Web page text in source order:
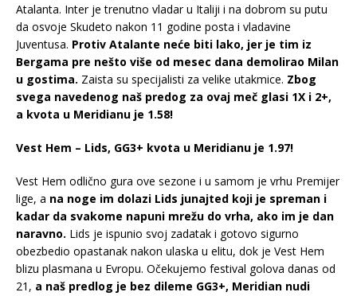
Atalanta. Inter je trenutno vladar u Italiji i na dobrom su putu
da osvoje Skudeto nakon 11 godine posta i vladavine
Juventusa. Protiv Atalante neće biti lako, jer je tim iz
Bergama pre nešto više od mesec dana demolirao Milan
u gostima. Zaista su specijalisti za velike utakmice. Zbog
svega navedenog naš predog za ovaj meč glasi 1X i 2+,
a kvota u Meridianu je 1.58!
Vest Hem – Lids, GG3+ kvota u Meridianu je 1.97!
Vest Hem odlično gura ove sezone i u samom je vrhu Premijer
lige, a na noge im dolazi Lids junajted koji je spreman i
kadar da svakome napuni mrežu do vrha, ako im je dan
naravno. Lids je ispunio svoj zadatak i gotovo sigurno
obezbedio opastanak nakon ulaska u elitu, dok je Vest Hem
blizu plasmana u Evropu. Očekujemo festival golova danas od
21, a naš predlog je bez dileme GG3+, Meridian nudi